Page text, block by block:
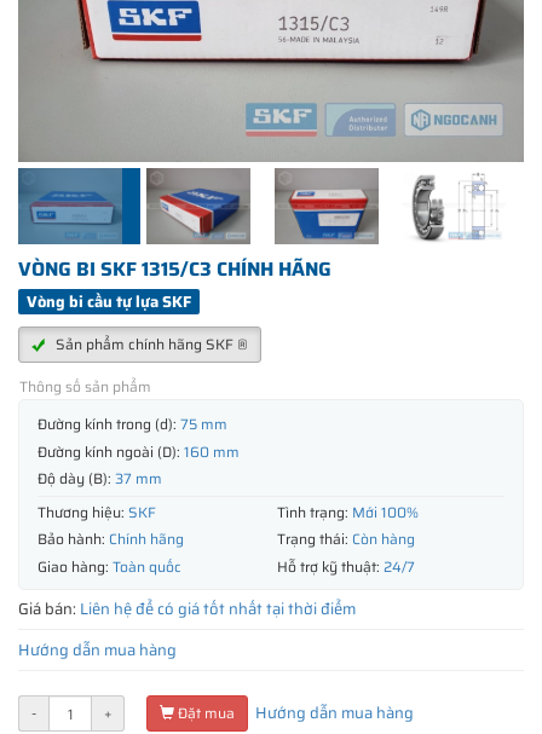
VÒNG BI SKF 1315/C3 CHÍNH HÃNG
Vòng bi cầu tự lựa SKF
Sản phẩm chính hãng SKF ®
Thông số sản phẩm
Đường kính trong (d): 75 mm
Đường kính ngoài (D): 160 mm
Độ dày (B): 37 mm
Thương hiệu: SKF Tình trạng: Mới 100%
Bảo hành: Chính hãng Trạng thái: Còn hàng
Giao hàng: Toàn quốc Hỗ trợ kỹ thuật: 24/7
Giá bán: Liên hệ để có giá tốt nhất tại thời điểm
Hướng dẫn mua hàng
- + Đặt mua Hướng dẫn mua hàng